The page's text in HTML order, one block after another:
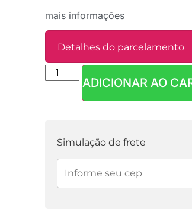
mais informações
Detalhes do parcelamento
Parcelas:ADICIONAR AO
Simulação de frete